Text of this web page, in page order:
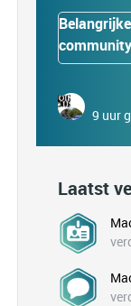
community
9 uur
Laatst